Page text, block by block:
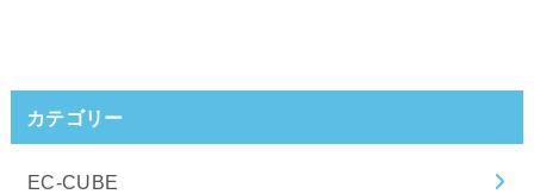
カテゴリー
EC-CUBE